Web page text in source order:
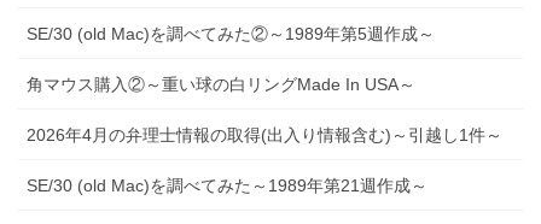
SE/30 (old Mac)を調べてみた②～1989年第5週作成～
角マウス購入②～重い球の白リングMade In USA～
2026年4月の弁理士情報の取得(出入り情報含む)～引越し1件～
SE/30 (old Mac)を調べてみた～1989年第21週作成～